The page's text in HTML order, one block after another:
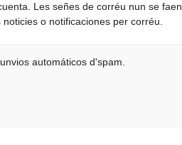
Les señes de corréu nun se faen
o notificaciones per corréu.
automáticos d'spam.